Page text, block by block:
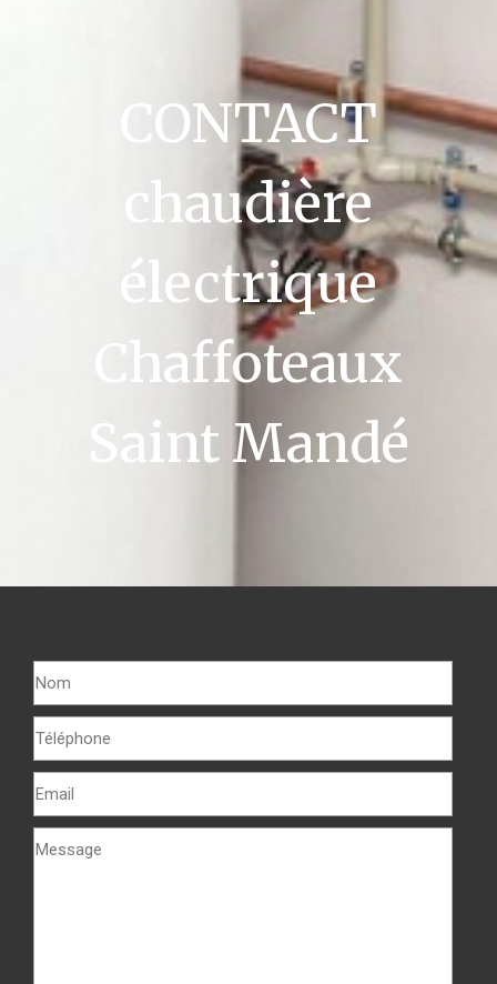
CONTACT
chaudière
électrique
Chaffoteaux
Saint Mandé